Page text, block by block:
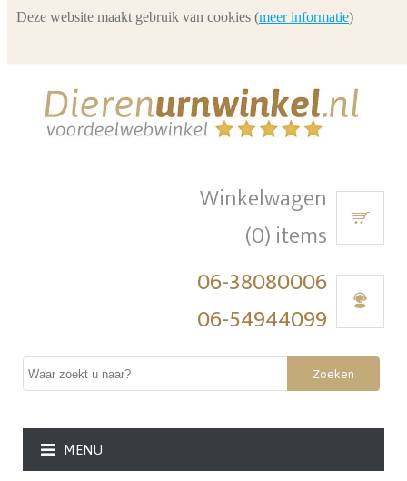
Winkelwagen
(0) items
06-38080006
06-54944099
Zoeken
MENU
Deze website maakt gebruik van cookies (meer informatie)